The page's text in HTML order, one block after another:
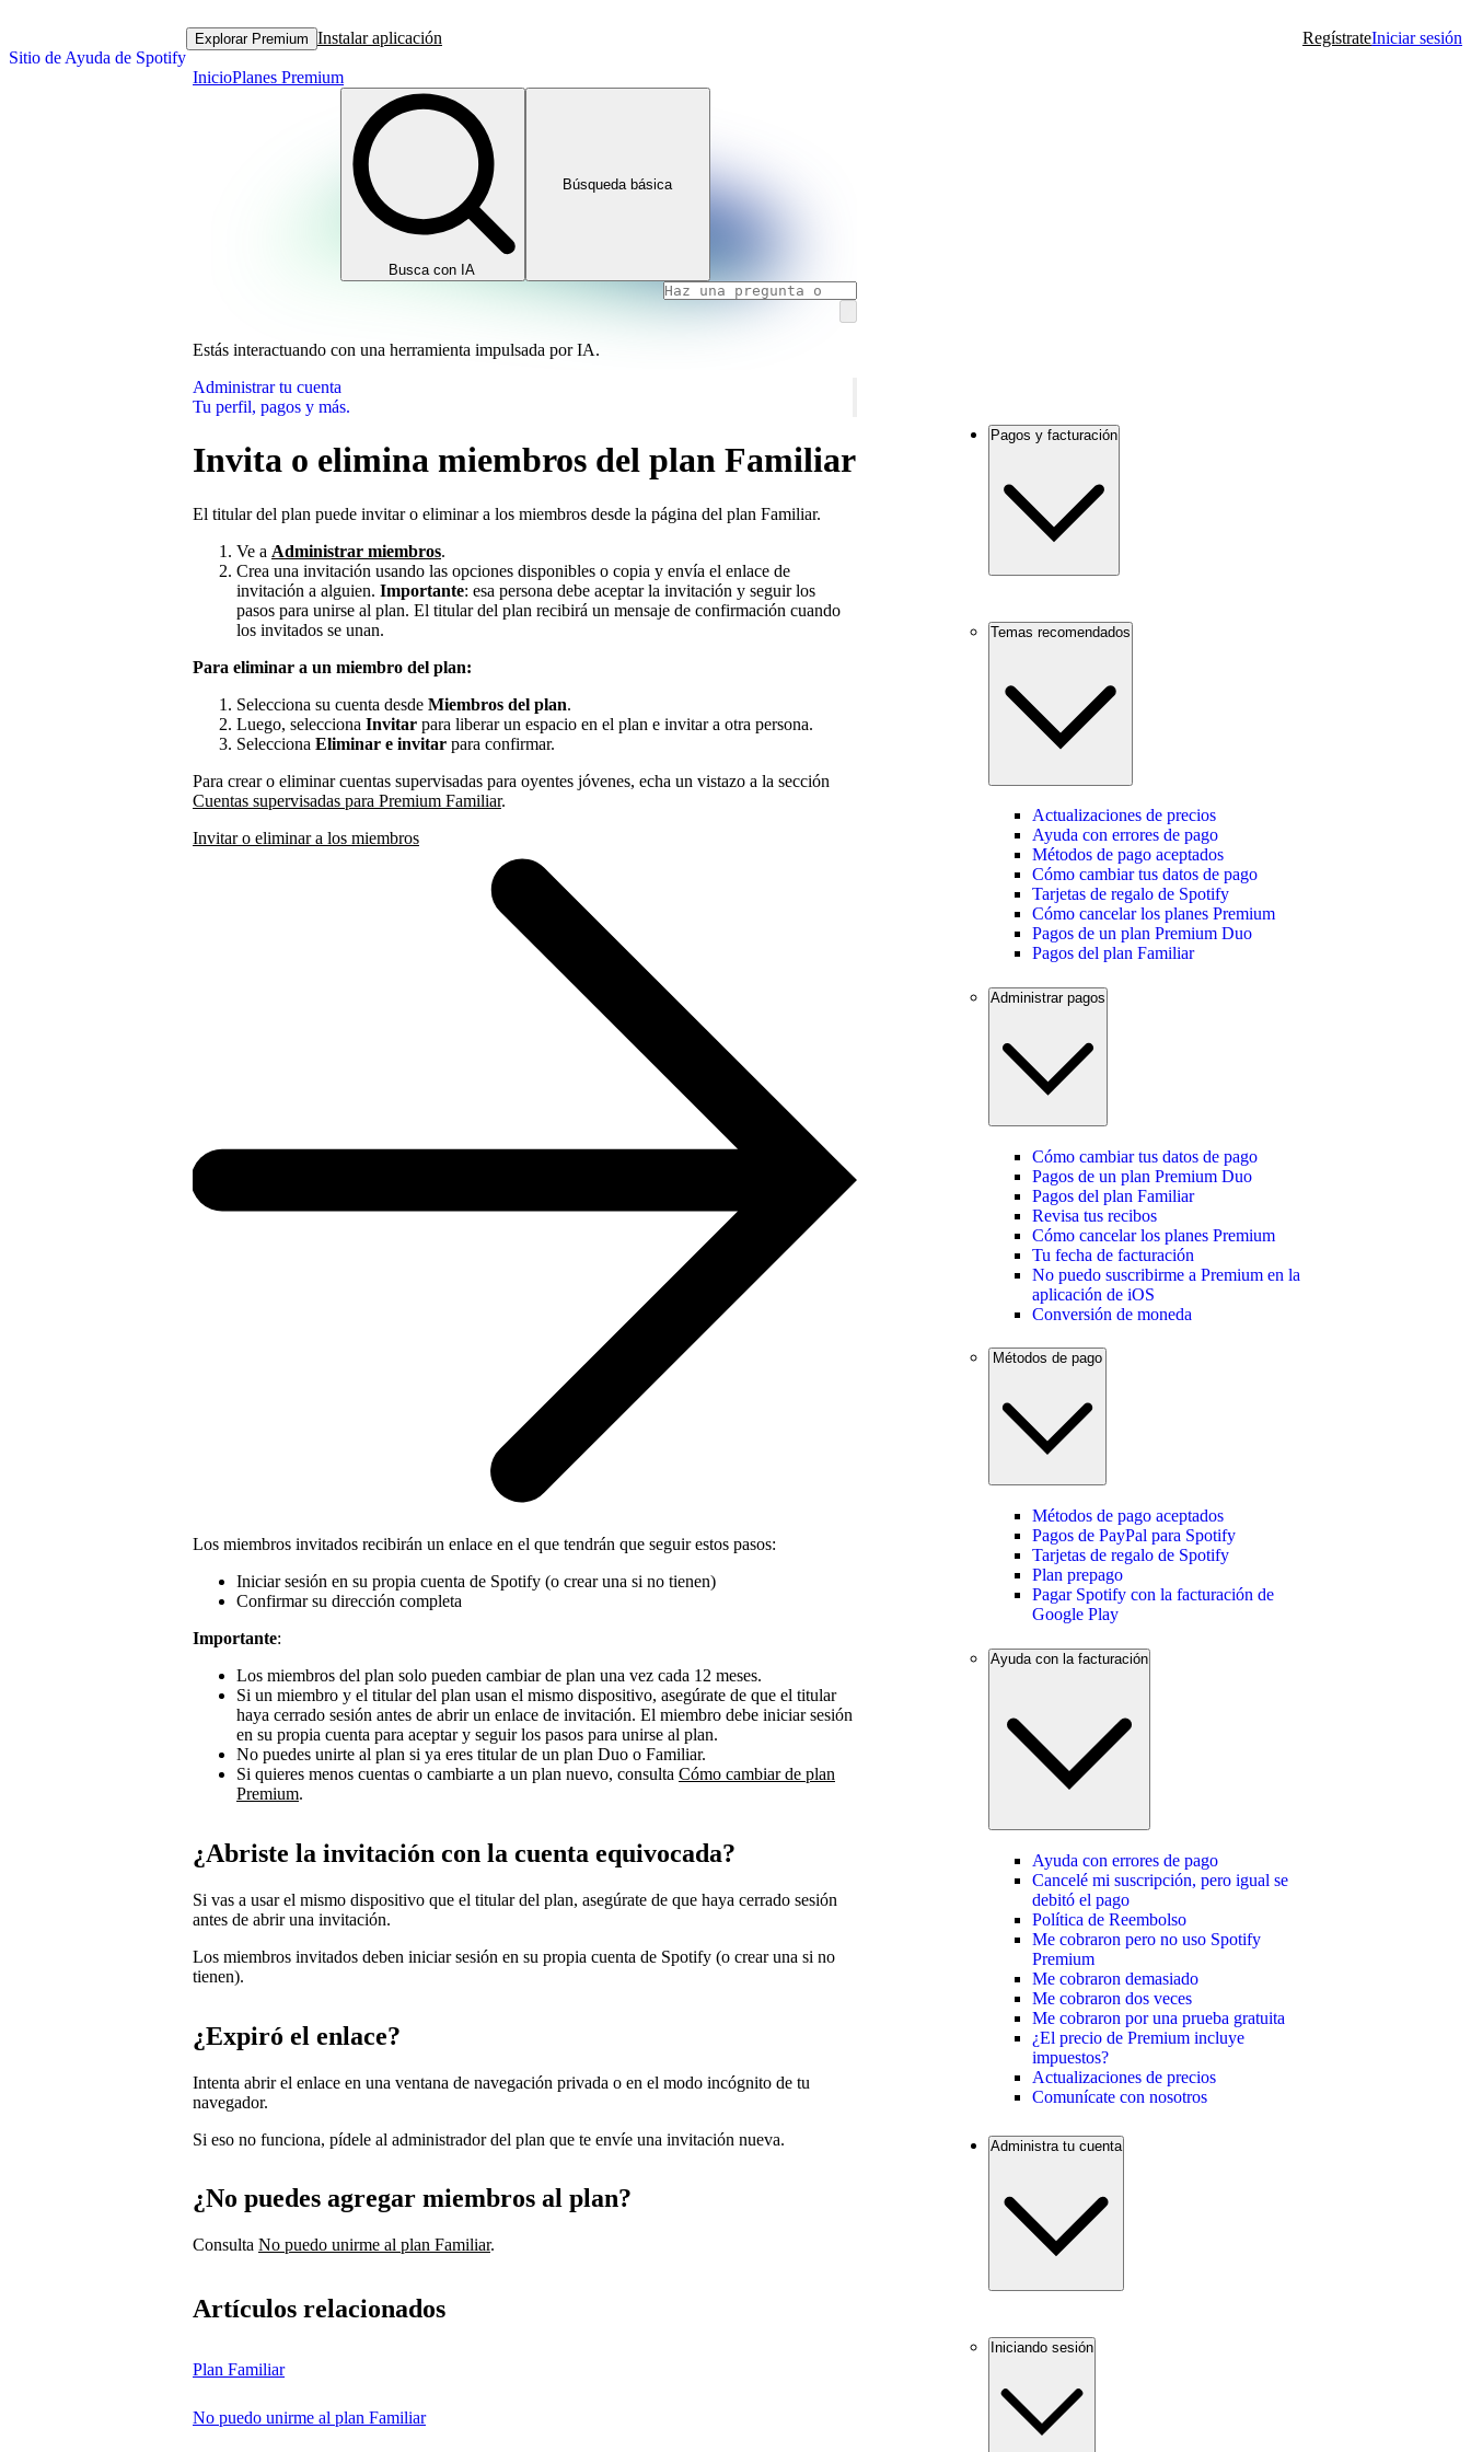
Sitio de Ayuda de Spotify
Explorar Premium Instalar aplicación RegístrateIniciar sesión
InicioPlanes Premium
Busca con IA
Búsqueda básica
Estás interactuando con una herramienta impulsada por IA.
Administrar tu cuenta
Tu perfil, pagos y más.
Invita o elimina miembros del plan Familiar
El titular del plan puede invitar o eliminar a los miembros desde la página del plan Familiar.
Ve a Administrar miembros.
Crea una invitación usando las opciones disponibles o copia y envía el enlace de
invitación a alguien. Importante: esa persona debe aceptar la invitación y seguir los
pasos para unirse al plan. El titular del plan recibirá un mensaje de confirmación cuando
los invitados se unan.
Para eliminar a un miembro del plan:
Selecciona su cuenta desde Miembros del plan.
Luego, selecciona Invitar para liberar un espacio en el plan e invitar a otra persona.
Selecciona Eliminar e invitar para confirmar.
Para crear o eliminar cuentas supervisadas para oyentes jóvenes, echa un vistazo a la sección
Cuentas supervisadas para Premium Familiar.
Invitar o eliminar a los miembros
Los miembros invitados recibirán un enlace en el que tendrán que seguir estos pasos:
Iniciar sesión en su propia cuenta de Spotify (o crear una si no tienen)
Confirmar su dirección completa
Importante:
Los miembros del plan solo pueden cambiar de plan una vez cada 12 meses.
Si un miembro y el titular del plan usan el mismo dispositivo, asegúrate de que el titular
haya cerrado sesión antes de abrir un enlace de invitación. El miembro debe iniciar sesión
en su propia cuenta para aceptar y seguir los pasos para unirse al plan.
No puedes unirte al plan si ya eres titular de un plan Duo o Familiar.
Si quieres menos cuentas o cambiarte a un plan nuevo, consulta Cómo cambiar de plan
Premium.
¿Abriste la invitación con la cuenta equivocada?
Si vas a usar el mismo dispositivo que el titular del plan, asegúrate de que haya cerrado sesión
antes de abrir una invitación.
Los miembros invitados deben iniciar sesión en su propia cuenta de Spotify (o crear una si no
tienen).
¿Expiró el enlace?
Intenta abrir el enlace en una ventana de navegación privada o en el modo incógnito de tu
navegador.
Si eso no funciona, pídele al administrador del plan que te envíe una invitación nueva.
¿No puedes agregar miembros al plan?
Consulta No puedo unirme al plan Familiar.
Artículos relacionados
Plan Familiar
No puedo unirme al plan Familiar
Pagos y facturación
Temas recomendados
Actualizaciones de precios
Ayuda con errores de pago
Métodos de pago aceptados
Cómo cambiar tus datos de pago
Tarjetas de regalo de Spotify
Cómo cancelar los planes Premium
Pagos de un plan Premium Duo
Pagos del plan Familiar
Administrar pagos
Cómo cambiar tus datos de pago
Pagos de un plan Premium Duo
Pagos del plan Familiar
Revisa tus recibos
Cómo cancelar los planes Premium
Tu fecha de facturación
No puedo suscribirme a Premium en la
aplicación de iOS
Conversión de moneda
Métodos de pago aceptados
Pagos de PayPal para Spotify
Tarjetas de regalo de Spotify
Plan prepago
Pagar Spotify con la facturación de
Google Play
Ayuda con la facturación
Ayuda con errores de pago
Cancelé mi suscripción, pero igual se
debitó el pago
Política de Reembolso
Me cobraron pero no uso Spotify
Premium
Me cobraron demasiado
Me cobraron dos veces
Me cobraron por una prueba gratuita
¿El precio de Premium incluye
impuestos?
Actualizaciones de precios
Comunícate con nosotros
Administra tu cuenta
Iniciando sesión